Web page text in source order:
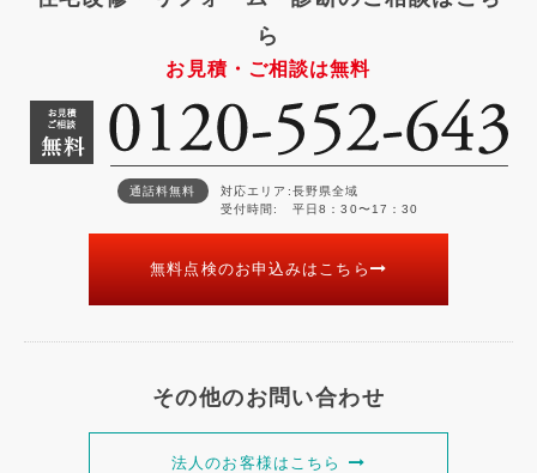
ら
お見積・ご相談は無料
通話料無料 対応エリア
長野県全域
受付時間
平日8：30〜17：30
無料点検のお申込みはこちら
その他のお問い合わせ
法人のお客様はこちら